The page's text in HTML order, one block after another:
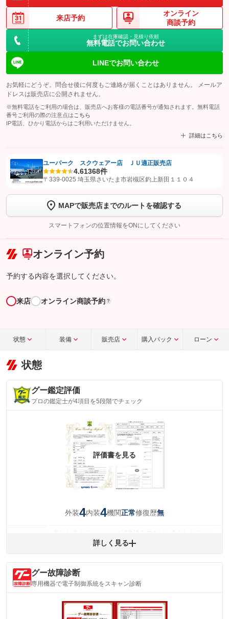
来店予約
オンライン
商談予約
まずは在庫確認・見積り依頼
無料電話でお問い合わせ
LINEでお問い合わせ
お気軽にどうぞ。問合せ後に何度もご連絡が届くことはありません。 メールア
ドレスは販売店に公開されません。
※無料電話をご利用の場合は、販売店へお客様の電話番号が通知されます。無料電話
番号ご利用の際の注意点は こちら
IP電話、ひかり電話からはご利用いただけません。
詳細はこちら
【STEP1】認証画面でグーネットを友だち追加してから「許可する」ボタンを押
トーク画面で
ボタンをタップして問い合わせを
完了してください。
こちら
ユーパーク スクウェアー店 ＪＵ適正販売店
4.61368件
〒339-0025 埼玉県さいたま市岩槻区釣上新田１１０４
MAPで販売店までのルートを確認する
スマートフォンの位置情報をONにしてください
オンライン予約
予約する内容を選択してください。
来店 オンライン商談予約 ?
状態 装備 販売店 購入パック ローン
状態
グー鑑定評価
プロの鑑定士が4項目を5段階でチェック
評価書を見る
外装4内装4機関正常修復歴無
コミが残っています。
内装
(内装状態)
気になる汚れ等が、部分的にあります。
詳細は鑑定書をご確認ください。
詳しく見る
グー故障診断
専用機器で電子制御系統をスキャン診断